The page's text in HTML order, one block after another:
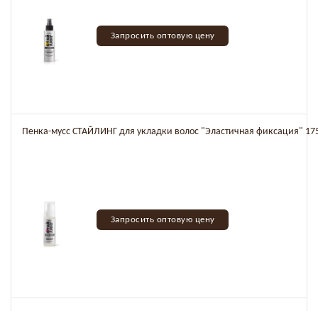
Запросить оптовую цену
Пенка-мусс СТАЙЛИНГ для укладки волос "Эластичная фиксация"
Запросить оптовую цену